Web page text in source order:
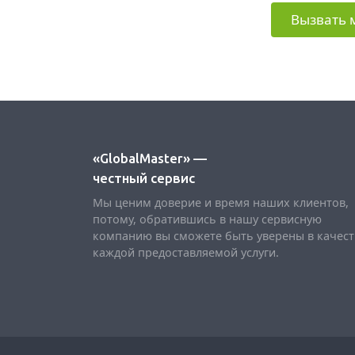
Вызвать
«GlobalMaster» —
честный сервис
Мы ценим доверие и время наших клиентов,
потому, обратившись в нашу сервисную
компанию вы сможете быть уверены в
каждой предоставляемой услуги.